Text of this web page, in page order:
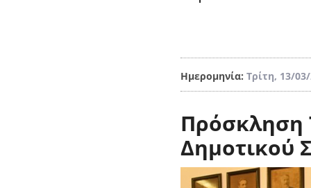
Ημερομηνία: Τρίτη, 13/
Πρόσκληση
Δημοτικού